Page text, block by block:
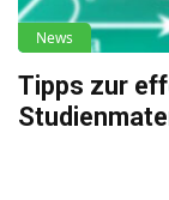
News
Tipps zur